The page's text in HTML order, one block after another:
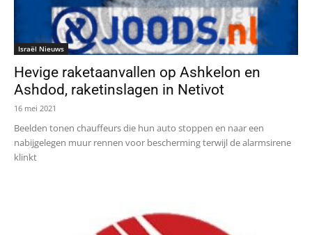
Israël Nieuws
Hevige raketaanvallen op Ashkelon en
Ashdod, raketinslagen in Netivot
16 mei 2021
Beelden tonen chauffeurs die hun auto stoppen en naar een
nabijgelegen muur rennen voor bescherming terwijl de alarmsirene
klinkt